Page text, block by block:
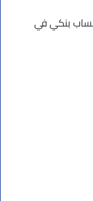
بنكي في